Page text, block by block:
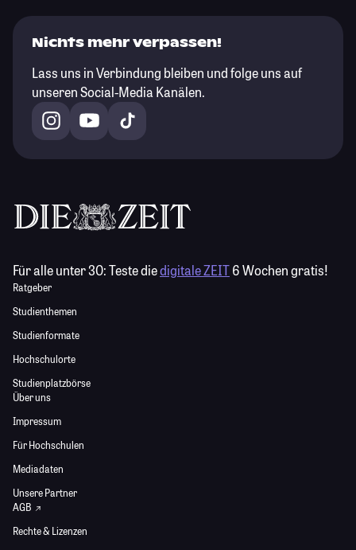
Nichts mehr verpassen!
Lass uns in Verbindung bleiben und folge uns auf
unseren Social-Media Kanälen.
Für alle unter 30:Teste diedigitale ZEIT6 Wochen gratis!
Ratgeber
Studienthemen
Studienformate
Hochschulorte
Studienplatzbörse
Über uns
Impressum
Für Hochschulen
Mediadaten
Unsere Partner
AGB
Rechte & Lizenzen